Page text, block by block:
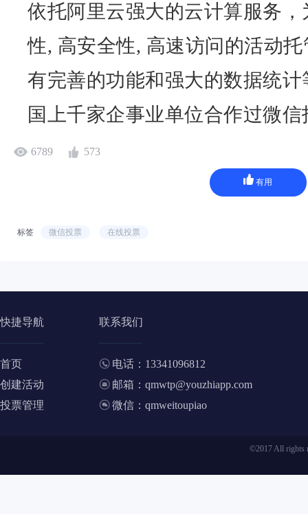
依托阿里云强大的云计算服务
性, 高安全性, 高速访问的活动
有完善的功能和强大的数据统
国上千家企事业单位合作过微
6789 573
有用
标签 微信投票 在线投票
快捷导航
首页
创建活动
投票管理
联系我们
电话：13341096812
邮箱：qmwtp@youzhiapp.com
微信：qmweitoupiao
©2017 All rights